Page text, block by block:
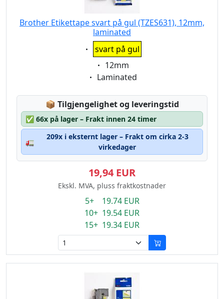
Brother Etikettape svart på gul (TZES631), 12mm,
laminated
Eigenschaft:
svart på gul
Eigenschaft:
12mm
Eigenschaft:
Laminated
📦 Lagerstatus:
Tilgjengelighet og leveringstid
✅ 66x på lager – Frakt innen 24 timer
🚛
209x i eksternt lager – Frakt om cirka 2-3
virkedager
19,94 EUR
Ekskl. MVA, pluss fraktkostnader
5+ 19.74 EUR
10+ 19.54 EUR
15+ 19.34 EUR